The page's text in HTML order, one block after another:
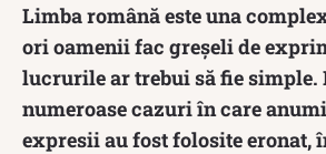
Limba română este una
ori oamenii fac greșeli de
lucrurile ar trebui să fie simple.
numeroase cazuri în care
expresii au fost folosite eronat,